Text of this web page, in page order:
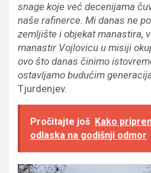
snage koje već decenijama
naše rafinerce. Mi danas ne
zemljište i objekat manastira,
manastir Vojlovicu u misiji
ovo što danas činimo
ostavljamo budućim
Tjurdenjev.
Pročitajte još Kako
odlaska na godišnji odmor